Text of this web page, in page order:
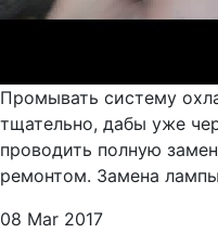
Промывать систему
тщательно, дабы уже
проводить полную
ремонтом. Замена
08 Mar 2017